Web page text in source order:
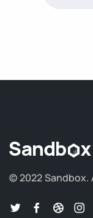
© 2022 Sandbox.